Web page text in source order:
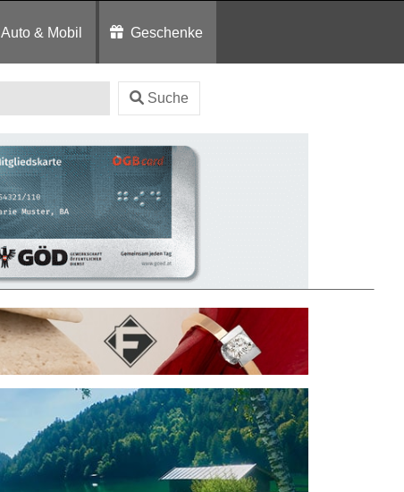
Auto & Mobil Geschenke
Suche